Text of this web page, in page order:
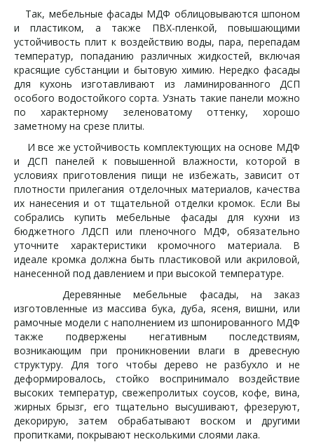
Так, мебельные фасады МДФ облицовываются шпоном
и пластиком, а также ПВХ-пленкой, повышающими
устойчивость плит к воздействию воды, пара, перепадам
температур, попаданию различных жидкостей, включая
красящие субстанции и бытовую химию. Нередко фасады
для кухонь изготавливают из ламинированного ДСП
особого водостойкого сорта. Узнать такие панели можно
по характерному зеленоватому оттенку, хорошо
заметному на срезе плиты.
И все же устойчивость комплектующих на основе МДФ
и ДСП панелей к повышенной влажности, которой в
условиях приготовления пищи не избежать, зависит от
плотности прилегания отделочных материалов, качества
их нанесения и от тщательной отделки кромок. Если Вы
собрались купить мебельные фасады для кухни из
бюджетного ЛДСП или пленочного МДФ, обязательно
уточните характеристики кромочного материала. В
идеале кромка должна быть пластиковой или акриловой,
нанесенной под давлением и при высокой температуре.
Деревянные мебельные фасады, на заказ
изготовленные из массива бука, дуба, ясеня, вишни, или
рамочные модели с наполнением из шпонированного МДФ
также подвержены негативным последствиям,
возникающим при проникновении влаги в древесную
структуру. Для того чтобы дерево не разбухло и не
деформировалось, стойко воспринимало воздействие
высоких температур, свежепролитых соусов, кофе, вина,
жирных брызг, его тщательно высушивают, фрезеруют,
декорирую, затем обрабатывают воском и другими
пропитками, покрывают несколькими слоями лака.